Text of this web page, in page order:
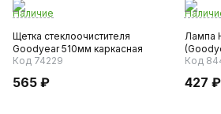
Наличие
Щетка стеклоочистителя
Goodyear 510мм каркасная
Код 74229
565 ₽
Лампа
Код
427 ₽